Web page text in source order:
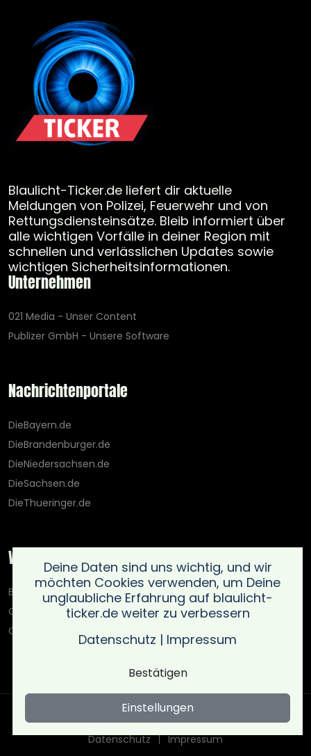
Blaulicht-Ticker.de liefert dir aktuelle
Meldungen von Polizei, Feuerwehr und von
Rettungsdiensteinsätze. Bleib informiert über
alle wichtigen Vorfälle in deiner Region mit
schnellen und verlässlichen Updates sowie
wichtigen Sicherheitsinformationen.
Unternehmen
021 Media - Unser Content
Publizer GmbH - Unsere Software
Nachrichtenportale
DieBayern.de
DieBrandenburger.de
DieNiedersachsen.de
DieSachsen.de
DieThueringer.de
Weitere Portale
Blaulicht-Ticker.de
Oberlausitz.holiday
OnlinedatingKompass.de
Copyright © Blaulicht Ticker 2026 .Ein Service der 021 Media
UG (haftungsbeschränkt). All rights reserved
Datenschutz
Impressum
Deine Daten sind uns wichtig, und wir
möchten Cookies verwenden, um Deine
unglaubliche Erfahrung auf blaulicht-
ticker.de weiter zu verbessern
Datenschutz | Impressum
Bestätigen
Einstellungen